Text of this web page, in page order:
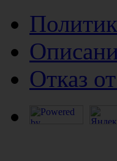
Отказ